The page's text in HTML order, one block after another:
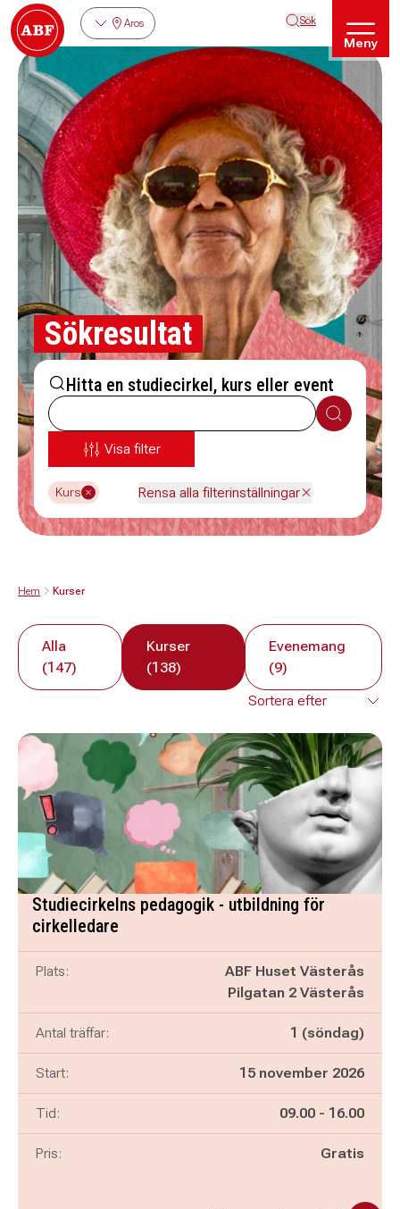
Aros Sök
Meny
Sökresultat
Hitta en studiecirkel, kurs eller event
Sök
Visa filter
Kurs Rensa alla filterinställningar
Hem Kurser
Alla
(147)
Kurser
(138)
Evenemang
(9)
Studiecirkelns pedagogik - utbildning för
cirkelledare
Plats:
ABF Huset Västerås
Pilgatan 2 Västerås
Antal träffar: 1 (söndag)
Start: 15 november 2026
Tid: Pågår mellan
09.00 - och
16.00
Pris: Gratis